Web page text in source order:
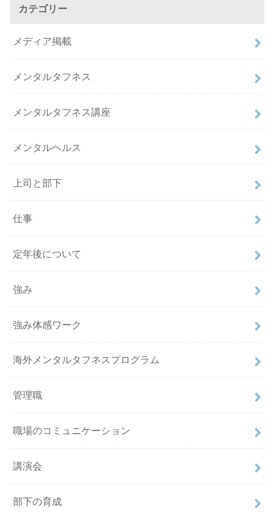
カテゴリー
メディア掲載
メンタルタフネス
メンタルタフネス講座
メンタルヘルス
上司と部下
仕事
定年後について
強み
強み体感ワーク
海外メンタルタフネスプログラム
管理職
職場のコミュニケーション
講演会
部下の育成